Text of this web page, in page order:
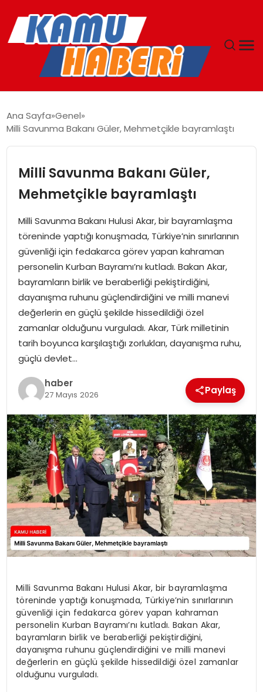
GÜNCEL
MAGAZIN
EKONOMI
SPOR
TEKNOLOJI
EĞITIM
GENEL
Ana Sayfa Genel
Milli Savunma Bakanı Güler, Mehmetçikle bayramlaştı
Milli Savunma Bakanı Güler,
Mehmetçikle bayramlaştı
Milli Savunma Bakanı Hulusi Akar, bir bayramlaşma
töreninde yaptığı konuşmada, Türkiye’nin sınırlarının
güvenliği için fedakarca görev yapan kahraman
personelin Kurban Bayramı’nı kutladı. Bakan Akar,
bayramların birlik ve beraberliği pekiştirdiğini,
dayanışma ruhunu güçlendirdiğini ve milli manevi
değerlerin en güçlü şekilde hissedildiği özel
zamanlar olduğunu vurguladı. Akar, Türk milletinin
tarih boyunca karşılaştığı zorlukları, dayanışma ruhu,
güçlü devlet…
haber
27 Mayıs 2026 Paylaş
Milli Savunma Bakanı Hulusi Akar, bir bayramlaşma
töreninde yaptığı konuşmada, Türkiye’nin sınırlarının
güvenliği için fedakarca görev yapan kahraman
personelin Kurban Bayramı’nı kutladı. Bakan Akar,
bayramların birlik ve beraberliği pekiştirdiğini,
dayanışma ruhunu güçlendirdiğini ve milli manevi
değerlerin en güçlü şekilde hissedildiği özel zamanlar
olduğunu vurguladı.